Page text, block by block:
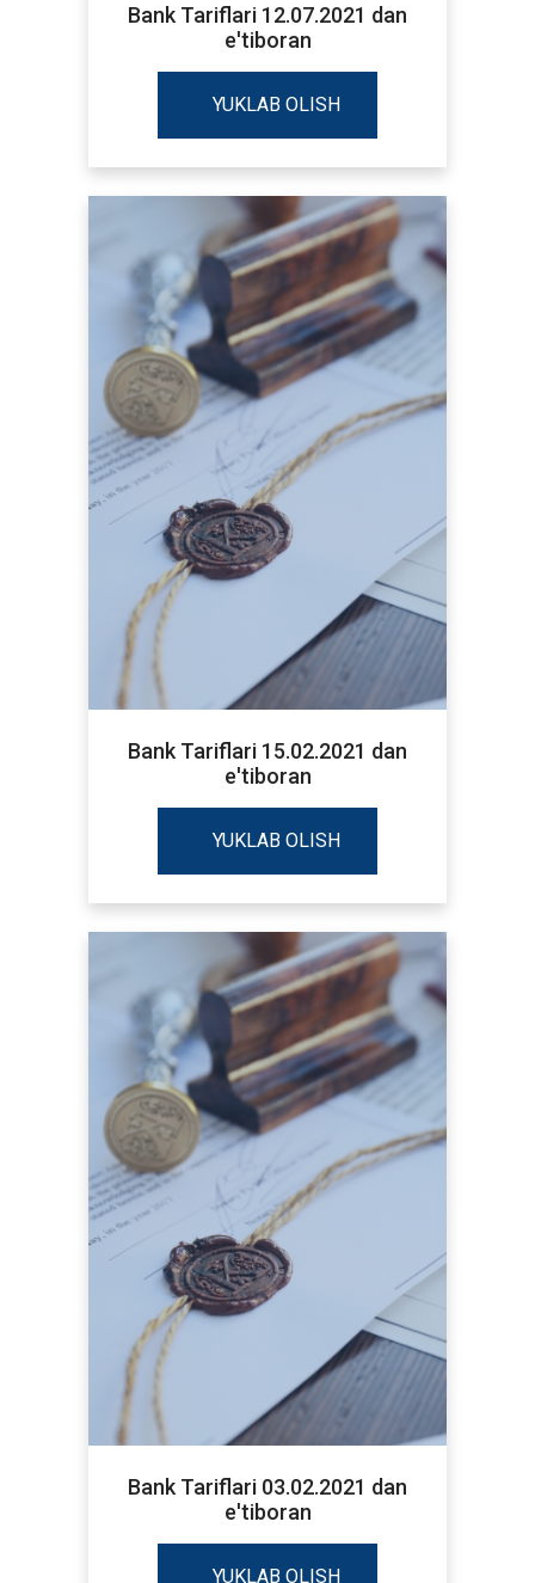
Bank Tariflari 12.07.2021 dan
e'tiboran
YUKLAB OLISH
Bank Tariflari 15.02.2021 dan
e'tiboran
YUKLAB OLISH
Bank Tariflari 03.02.2021 dan
e'tiboran
YUKLAB OLISH